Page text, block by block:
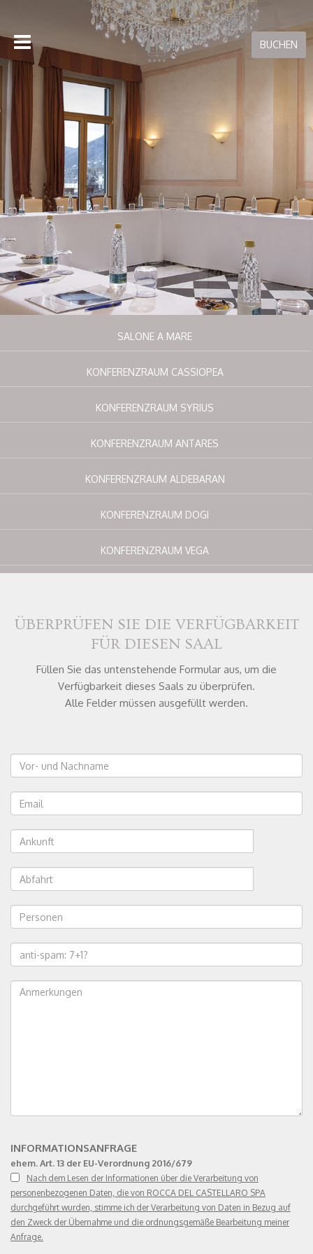
BUCHEN
SALONE A MARE
KONFERENZRAUM CASSIOPEA
KONFERENZRAUM SYRIUS
KONFERENZRAUM ANTARES
KONFERENZRAUM ALDEBARAN
KONFERENZRAUM DOGI
KONFERENZRAUM VEGA
ÜBERPRÜFEN SIE DIE VERFÜGBARKEIT
FÜR DIESEN SAAL
Füllen Sie das untenstehende Formular aus, um die
Verfügbarkeit dieses Saals zu überprüfen.
Alle Felder müssen ausgefüllt werden.
INFORMATIONSANFRAGE
ehem. Art. 13 der EU-Verordnung 2016/679
Nach dem Lesen der Informationen über die Verarbeitung von
personenbezogenen Daten, die von ROCCA DEL CASTELLARO SPA
durchgeführt wurden, stimme ich der Verarbeitung von Daten in Bezug auf
den Zweck der Übernahme und die ordnungsgemäße Bearbeitung meiner
Anfrage.
BUCHEN ON-LINE
Nur mit Direktbuchungen bei uns erhalten Sie den besten
Preis für Ihren Aufenthalt!
Buchungen stornieren
RESERVIERUNGSGARANTIE
Preisnachlässe nur auf unserer Website
Buchen Sie jetz und bezahlen bei der Abreise